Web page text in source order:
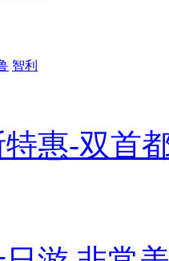
智利
惠-双首